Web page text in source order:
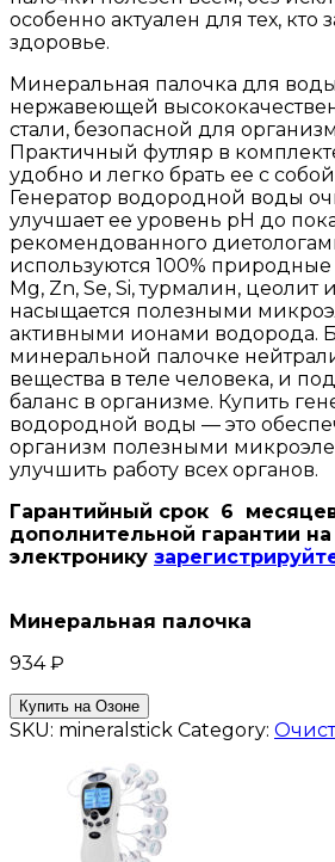
особенно актуален для тех, кто
здоровье.
Минеральная палочка для
нержавеющей
стали, безопасной для
Практичный футляр в
удобно и легко брать ее с
Генератор водородной воды
улучшает ее уровень pH до
рекомендованного
используются 100% природные
Mg, Zn, Se, Si, турмалин, цеолит
насыщается полезными
активными ионами водорода.
минеральной палочке
вещества в теле человека, и
баланс в организме. Купить
водородной воды — это
организм полезными
улучшить работу всех органов.
Гарантийный срок 6
дополнительной гарантии на
электронику
Минеральная палочка
934₽
Купить на Озоне
SKU: mineralstick Category: